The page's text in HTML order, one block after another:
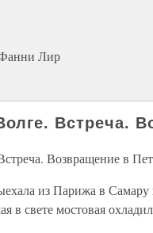
Лир
Встреча.
Возвращение в
из Парижа в
в свете мостовая